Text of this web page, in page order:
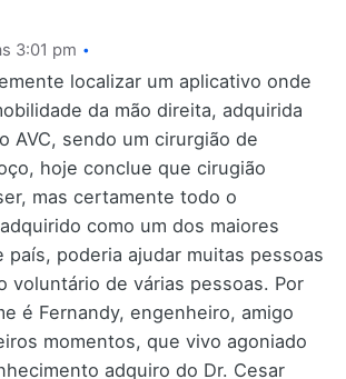
3:01 pm
localizar um aplicativo onde
da mão direita, adquirida
AVC, sendo um cirurgião de
hoje conclue que cirugião
mas certamente todo o
como um dos maiores
país, poderia ajudar muitas pessoas
voluntário de várias pessoas. Por
é Fernandy, engenheiro, amigo
momentos, que vivo agoniado
adquiro do Dr. Cesar